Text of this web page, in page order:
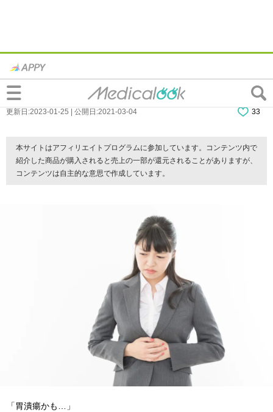
医師監修｜ストレス性「胃潰瘍」かも…特
徴的な症状は？病院に行くべき？
更新日:2023-01-25 | 公開日:2021-03-04 33
本サイトはアフィリエイトプログラムに参加しています。コンテンツ内で
紹介した商品が購入されると売上の一部が還元されることがありますが、
コンテンツは自主的な意思で作成しています。
「胃潰瘍かも…」